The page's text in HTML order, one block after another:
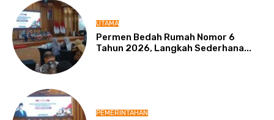
UTAMA
Permen Bedah Rumah Nomor 6
Tahun 2026, Langkah Sederhana...
PEMERINTAHAN